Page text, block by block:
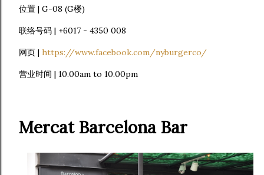
位置 | G-08 (G楼)
联络号码 | +6017 - 4350 008
网页 | https://www.facebook.com/nyburgerco/
营业时间 | 10.00am to 10.00pm
Mercat Barcelona Bar